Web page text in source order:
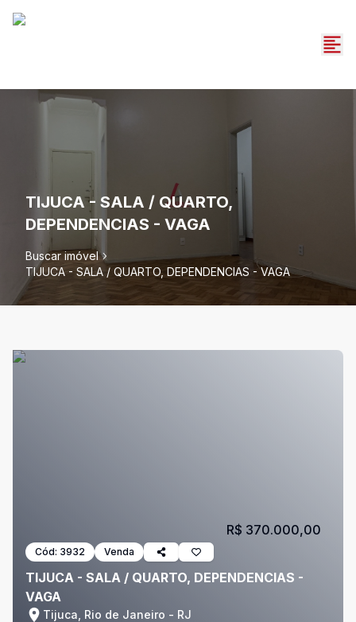
TIJUCA - SALA / QUARTO,
DEPENDENCIAS - VAGA
Buscar imóvel
TIJUCA - SALA / QUARTO, DEPENDENCIAS - VAGA
Cód: 3932 Venda
TIJUCA - SALA / QUARTO, DEPENDENCIAS -
VAGA
Tijuca, Rio de Janeiro - RJ
R$ 370.000,00